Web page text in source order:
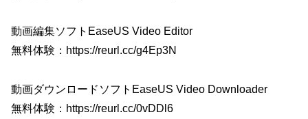
動画編集ソフトEaseUS Video Editor
無料体験：https://reurl.cc/g4Ep3N
動画ダウンロードソフトEaseUS Video Downloader
無料体験：https://reurl.cc/0vDDl6